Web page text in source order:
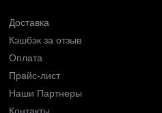
Доставка
Кэшбэк за отзыв
Оплата
Прайс-лист
Наши Партнеры